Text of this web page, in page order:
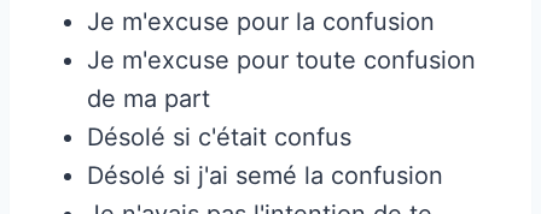
Je m'excuse pour la confusion
Je m'excuse pour toute confusion
de ma part
Désolé si c'était confus
Désolé si j'ai semé la confusion